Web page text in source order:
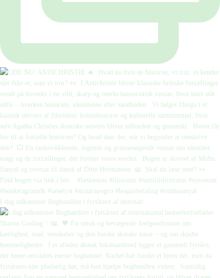
I dag udkommer Boghandlen i fyrtårnet af internati